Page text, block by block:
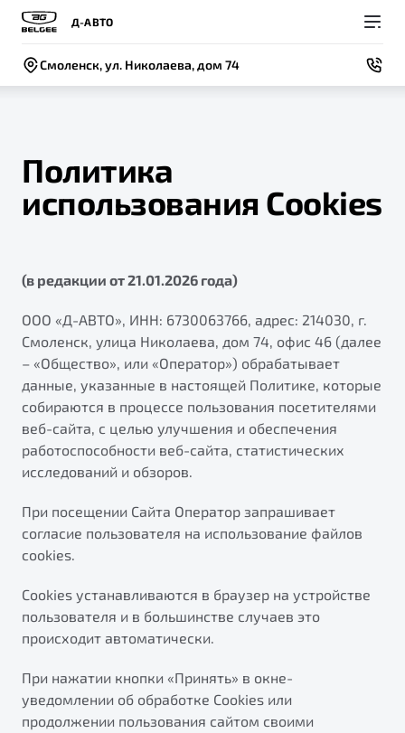
Д-АВТО
Смоленск, ул. Николаева, дом 74
Модели
X50+
Яркий кроссовер
от 2 219 990 ₽*
Обзор
S50
Покупателям
Автомобили в наличии
Спецпредложения и Акции
Записаться на тест-драйв
ФИНАНСЫ И УСЛУГИ
Автокредит
Трейд-ин
Расчет КАСКО
Владельцам
Доверенность на обслуживание автомобиля
Записаться на сервис
Руководство по эксплуатации
Техническое обслуживание
Калькулятор ТО
Антибактериальная обработка кондиционера Belgee
Приятные мелочи Belgee
ПОДДЕРЖКА
Гарантия Belgee
Belgee Линк
Belgee Клуб
Belgee Плюс
Реферальная программа
Клиентская поддержка
О компании
Новости
Контакты
BELGEE В РОССИИ
О бренде
О дилерском центре
Правовая информация
Политика
использования Cookies
(в редакции от 21.01.2026 года)
ООО «Д-АВТО», ИНН: 6730063766, адрес: 214030, г.
Смоленск, улица Николаева, дом 74, офис 46 (далее
– «Общество», или «Оператор») обрабатывает
данные, указанные в настоящей Политике, которые
собираются в процессе пользования посетителями
веб-сайта, с целью улучшения и обеспечения
работоспособности веб-сайта, статистических
исследований и обзоров.
При посещении Сайта Оператор запрашивает
согласие пользователя на использование файлов
cookies.
Cookies устанавливаются в браузер на устройстве
пользователя и в большинстве случаев это
происходит автоматически.
При нажатии кнопки «Принять» в окне-
уведомлении об обработке Cookies или
продолжении пользования сайтом своими